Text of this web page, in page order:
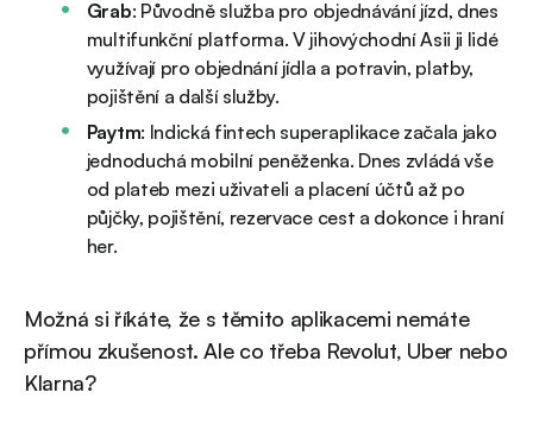
Grab: Původně služba pro objednávání jízd, dnes
multifunkční platforma. V jihovýchodní Asii ji lidé
využívají pro objednání jídla a potravin, platby,
pojištění a další služby.
Paytm: Indická fintech superaplikace začala jako
jednoduchá mobilní peněženka. Dnes zvládá vše
od plateb mezi uživateli a placení účtů až po
půjčky, pojištění, rezervace cest a dokonce i hraní
her.
Možná si říkáte, že s těmito aplikacemi nemáte
přímou zkušenost. Ale co třeba Revolut, Uber nebo
Klarna?